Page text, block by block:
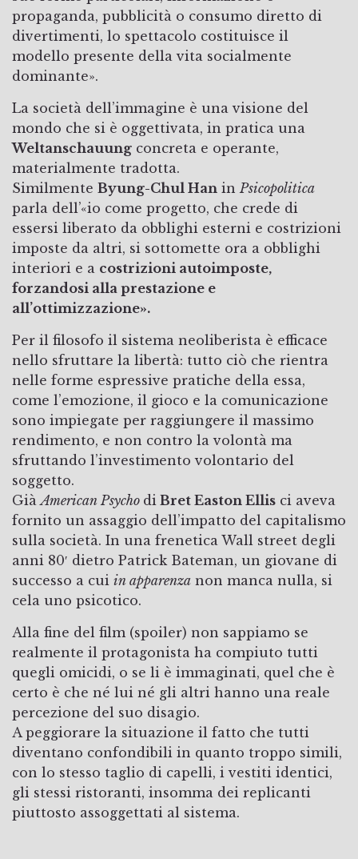
propaganda, pubblicità o consumo diretto di
divertimenti, lo spettacolo costituisce il
modello presente della vita socialmente
dominante».
La società dell’immagine è una visione del
mondo che si è oggettivata, in pratica una
Weltanschauung concreta e operante,
materialmente tradotta.
Similmente Byung-Chul Han in Psicopolitica
parla dell’«io come progetto, che crede di
essersi liberato da obblighi esterni e costrizioni
imposte da altri, si sottomette ora a obblighi
interiori e a costrizioni autoimposte,
forzandosi alla prestazione e
all’ottimizzazione».
Per il filosofo il sistema neoliberista è efficace
nello sfruttare la libertà: tutto ciò che rientra
nelle forme espressive pratiche della essa,
come l’emozione, il gioco e la comunicazione
sono impiegate per raggiungere il massimo
rendimento, e non contro la volontà ma
sfruttando l’investimento volontario del
soggetto.
GiàAmerican Psycho di Bret Easton Ellis ci aveva
fornito un assaggio dell’impatto del capitalismo
sulla società. In una frenetica Wall street degli
anni 80′ dietro Patrick Bateman, un giovane di
successo a cui in apparenza non manca nulla, si
cela uno psicotico.
Alla fine del film (spoiler) non sappiamo se
realmente il protagonista ha compiuto tutti
quegli omicidi, o se li è immaginati, quel che è
certo è che né lui né gli altri hanno una reale
percezione del suo disagio.
A peggiorare la situazione il fatto che tutti
diventano confondibili in quanto troppo simili,
con lo stesso taglio di capelli, i vestiti identici,
gli stessi ristoranti, insomma dei replicanti
piuttosto assoggettati al sistema.